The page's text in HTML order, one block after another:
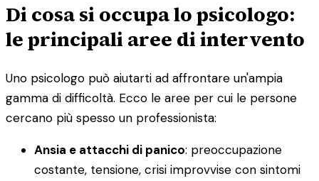
Di cosa si occupa lo psicologo:
le principali aree di intervento
Uno psicologo può aiutarti ad affrontare un'ampia
gamma di difficoltà. Ecco le aree per cui le persone
cercano più spesso un professionista:
Ansia e attacchi di panico: preoccupazione
costante, tensione, crisi improvvise con sintomi